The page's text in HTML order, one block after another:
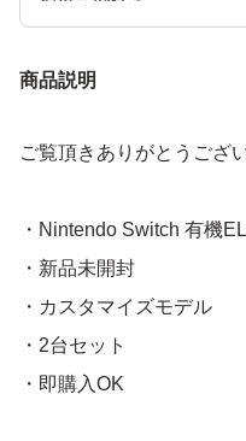
商品説明
ご覧頂きありがとうござ
・Nintendo Switch 有機
・新品未開封
・カスタマイズモデル
・2台セット
・即購入OK